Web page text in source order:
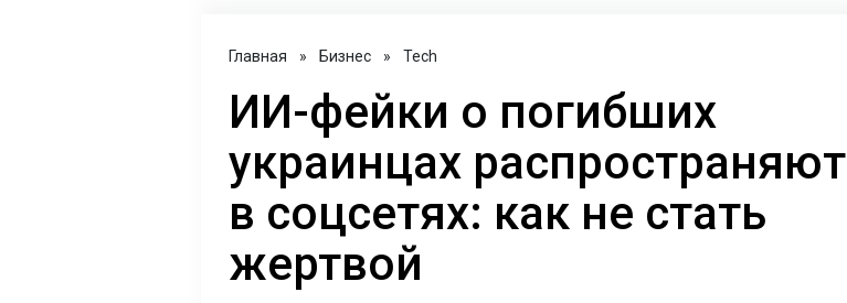
Главная » Бизнес » Tech
ИИ-фейки о погибших
украинцах распространяют
в соцсетях: как не стать
жертвой